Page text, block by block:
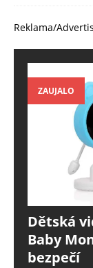
Reklama/
ZAUJALO
Dětská
Baby
bezpečí